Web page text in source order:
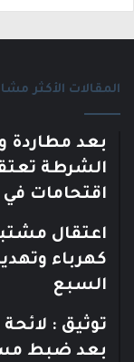
المقالات الأكثر
بعد مطاردة
الشرطة
اقتحامات
اعتقال
كهرباء
السبع
توثيق :
بعد ضبط